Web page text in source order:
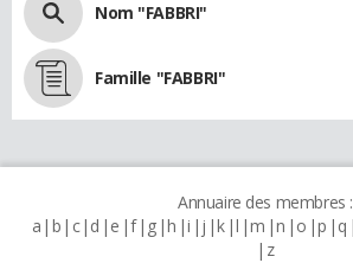
Nom "FABBRI"
Famille "FABBRI"
Annuaire des membres :
a b c d e f g h i j k l m n o p q
z